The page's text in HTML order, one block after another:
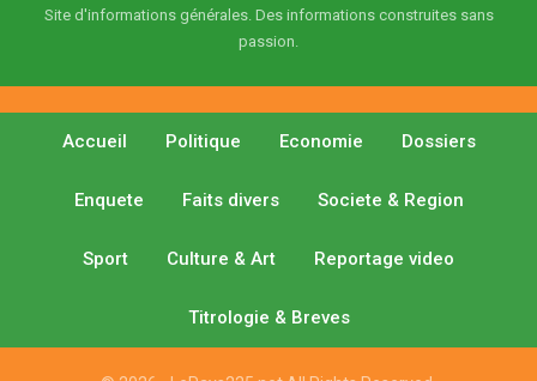
Site d'informations générales. Des informations construites sans
passion.
Accueil Politique Economie Dossiers
Enquete Faits divers Societe & Region
Sport Culture & Art Reportage video
Titrologie & Breves